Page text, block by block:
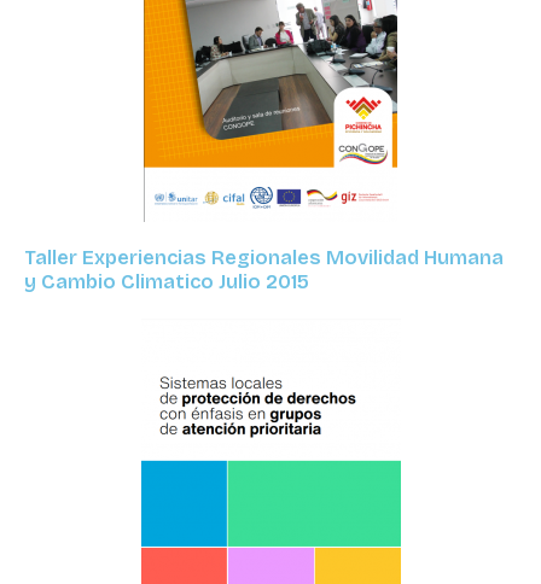
Taller Experiencias Regionales Movilidad Humana
y Cambio Climatico Julio 2015